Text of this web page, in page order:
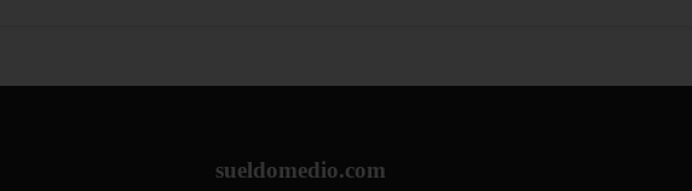
sueldomedio.com